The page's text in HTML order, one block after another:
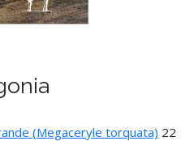
(Megaceryle torquata) 22